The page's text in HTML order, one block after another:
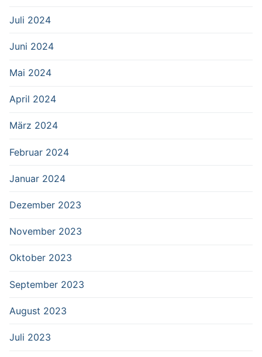
Juli 2024
Juni 2024
Mai 2024
April 2024
März 2024
Februar 2024
Januar 2024
Dezember 2023
November 2023
Oktober 2023
September 2023
August 2023
Juli 2023